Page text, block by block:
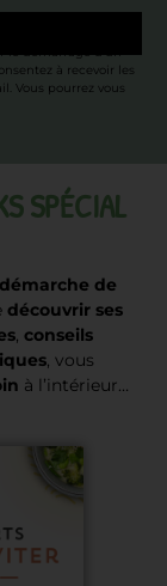
le démarrage d’un
à recevoir les
Vous pourrez vous
SPÉCIAL
de
découvrir ses
, conseils
, vous
à l’intérieur…